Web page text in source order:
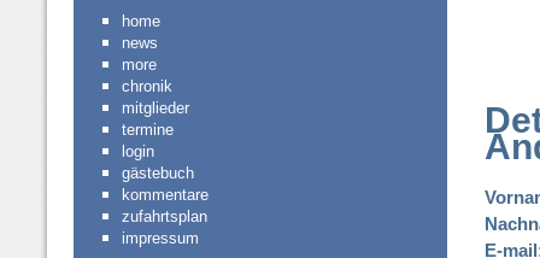
home
news
more
chronik
mitglieder
termine
login
gästebuch
kommentare
zufahrtsplan
impressum
E-